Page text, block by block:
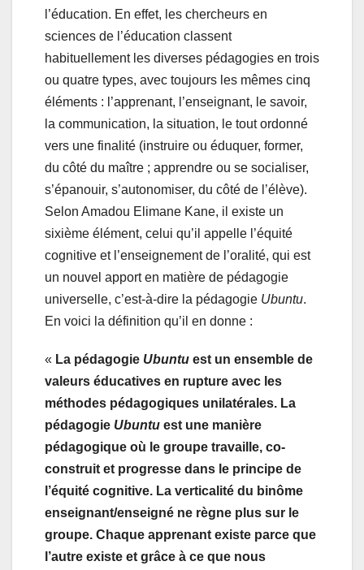
l’éducation. En effet, les chercheurs en
sciences de l’éducation classent
habituellement les diverses pédagogies en trois
ou quatre types, avec toujours les mêmes cinq
éléments : l’apprenant, l’enseignant, le savoir,
la communication, la situation, le tout ordonné
vers une finalité (instruire ou éduquer, former,
du côté du maître ; apprendre ou se socialiser,
s’épanouir, s’autonomiser, du côté de l’élève).
Selon Amadou Elimane Kane, il existe un
sixième élément, celui qu’il appelle l’équité
cognitive et l’enseignement de l’oralité, qui est
un nouvel apport en matière de pédagogie
universelle, c’est-à-dire la pédagogie Ubuntu.
En voici la définition qu’il en donne :
« La pédagogie Ubuntu est un ensemble de
valeurs éducatives en rupture avec les
méthodes pédagogiques unilatérales. La
pédagogie Ubuntu est une manière
pédagogique où le groupe travaille, co-
construit et progresse dans le principe de
l’équité cognitive. La verticalité du binôme
enseignant/enseigné ne règne plus sur le
groupe. Chaque apprenant existe parce que
l’autre existe et grâce à ce que nous